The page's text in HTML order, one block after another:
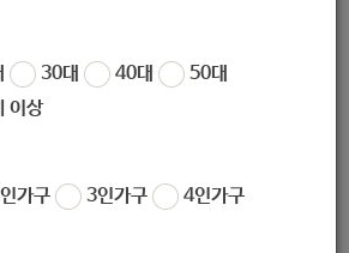
30대 40대
50대
이상
가구 3인가구
4인가구
고 제2020 - 2952호
역교류 지원사업 - '연결의
모집 공고(공모기간 연장)